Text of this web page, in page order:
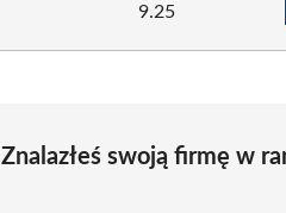
9.25
Znalazłeś swoją firmę w